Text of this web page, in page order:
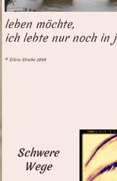
leben möchte,
ich lebte nur noch in
© Silvia Strube 1999
Schwere
Wege